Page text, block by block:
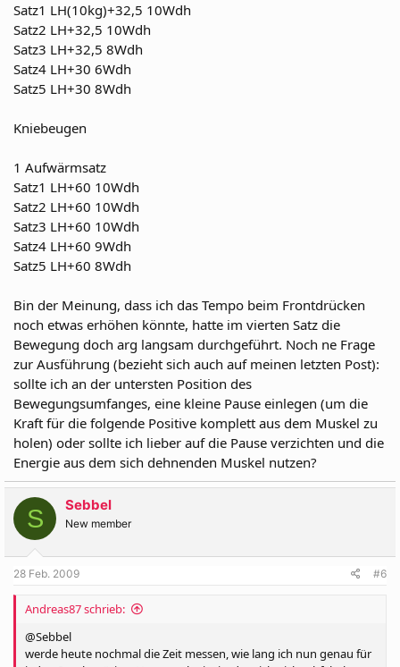
Satz1 LH(10kg)+32,5 10Wdh
Satz2 LH+32,5 10Wdh
Satz3 LH+32,5 8Wdh
Satz4 LH+30 6Wdh
Satz5 LH+30 8Wdh
Kniebeugen
1 Aufwärmsatz
Satz1 LH+60 10Wdh
Satz2 LH+60 10Wdh
Satz3 LH+60 10Wdh
Satz4 LH+60 9Wdh
Satz5 LH+60 8Wdh
Bin der Meinung, dass ich das Tempo beim Frontdrücken
noch etwas erhöhen könnte, hatte im vierten Satz die
Bewegung doch arg langsam durchgeführt. Noch ne Frage
zur Ausführung (bezieht sich auch auf meinen letzten Post):
sollte ich an der untersten Position des
Bewegungsumfanges, eine kleine Pause einlegen (um die
Kraft für die folgende Positive komplett aus dem Muskel zu
holen) oder sollte ich lieber auf die Pause verzichten und die
Energie aus dem sich dehnenden Muskel nutzen?
S Sebbel
New member
28 Feb. 2009 #6
Andreas87 schrieb:
@Sebbel
werde heute nochmal die Zeit messen, wie lang ich nun genau für